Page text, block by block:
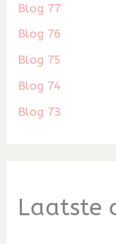
Blog 77
Blog 76
Blog 75
Blog 74
Blog 73
Laatste